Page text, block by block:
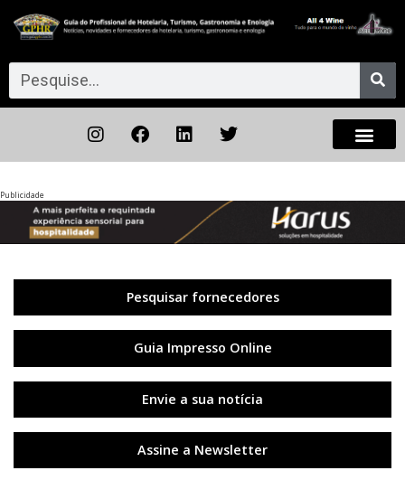
Publicidade
Pesquisar fornecedores
Guia Impresso Online
Envie a sua notícia
Assine a Newsletter